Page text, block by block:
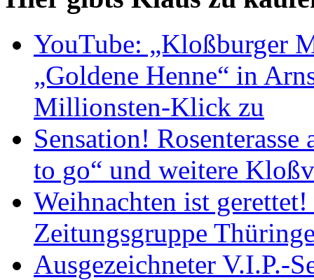
YouTube: „Kloßburger
„Goldene Henne“ in
Millionsten-Klick zu
Sensation!
to go“ und weitere
Weihnachten ist
Zeitungsgruppe
Ausgezeichneter V.I.P.-